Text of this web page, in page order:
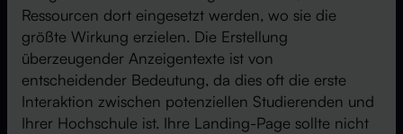
Ressourcen dort eingesetzt werden, wo sie die
größte Wirkung erzielen. Die Erstellung
überzeugender Anzeigentexte ist von
entscheidender Bedeutung, da dies oft die erste
Interaktion zwischen potenziellen Studierenden und
Ihrer Hochschule ist. Ihre Landing-Page sollte nicht